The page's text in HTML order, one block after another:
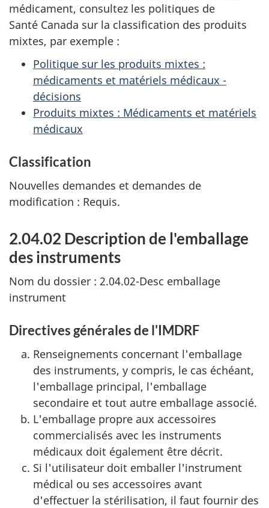
médicament, consultez les politiques de
Santé Canada sur la classification des produits
mixtes, par exemple :
Politique sur les produits mixtes :
médicaments et matériels médicaux -
décisions
Produits mixtes : Médicaments et matériels
médicaux
Classification
Nouvelles demandes et demandes de
modification : Requis.
2.04.02 Description de l'emballage
des instruments
Nom du dossier : 2.04.02-Desc emballage
instrument
Directives générales de l'IMDRF
Renseignements concernant l'emballage
des instruments, y compris, le cas échéant,
l'emballage principal, l'emballage
secondaire et tout autre emballage associé.
L'emballage propre aux accessoires
commercialisés avec les instruments
médicaux doit également être décrit.
Si l'utilisateur doit emballer l'instrument
médical ou ses accessoires avant
d'effectuer la stérilisation, il faut fournir des